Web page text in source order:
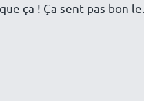
ça ! Ça sent pas bon